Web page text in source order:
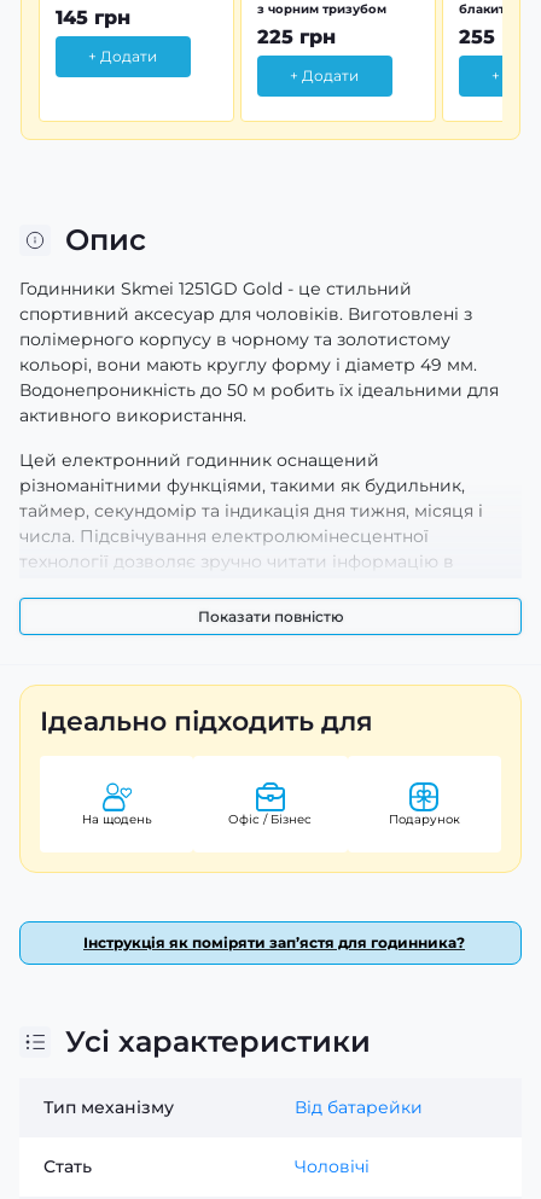
145 грн
+ Додати
з чорним тризубом
225 грн
+ Додати
блакитна
255 грн
+
Опис
Годинники Skmei 1251GD Gold - це стильний
спортивний аксесуар для чоловіків. Виготовлені з
полімерного корпусу в чорному та золотистому
кольорі, вони мають круглу форму і діаметр 49 мм.
Водонепроникність до 50 м робить їх ідеальними для
активного використання.
Цей електронний годинник оснащений
різноманітними функціями, такими як будильник,
таймер, секундомір та індикація дня тижня, місяця і
числа. Підсвічування електролюмінесцентної
технології дозволяє зручно читати інформацію в
Ремінець з каучуку довжиною 24 см і шириною 22 мм
надійно фіксує годинник на зап’ясті. Гарантія на товар
становить 12 місяців. Додайте цей функціональний та
стильний аксесуар до свого гардеробу!
Показати повністю
Ідеально підходить для
На щодень Офіс / Бізнес Подарунок
Інструкція як поміряти зап’ястя для годинника?
Усі характеристики
Тип механізму Від батарейки
Стать Чоловічі